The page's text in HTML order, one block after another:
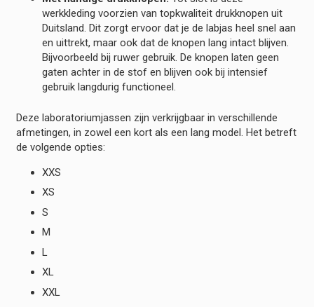
werkkleding voorzien van topkwaliteit drukknopen uit
Duitsland. Dit zorgt ervoor dat je de labjas heel snel aan
en uittrekt, maar ook dat de knopen lang intact blijven.
Bijvoorbeeld bij ruwer gebruik. De knopen laten geen
gaten achter in de stof en blijven ook bij intensief
gebruik langdurig functioneel.
Deze laboratoriumjassen zijn verkrijgbaar in verschillende
afmetingen, in zowel een kort als een lang model. Het betreft
de volgende opties:
XXS
XS
S
M
L
XL
XXL